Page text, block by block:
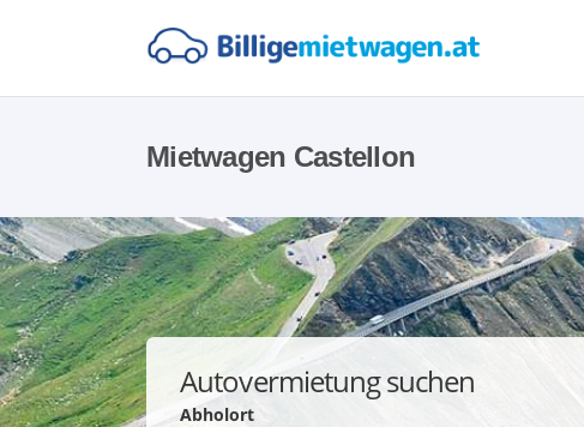
Mietwagen Castellon
Autovermietung suchen
Abholort